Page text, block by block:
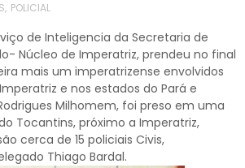
, POLICIAL
de Inteligencia da Secretaria de
Núcleo de Imperatriz, prendeu no final
mais um imperatrizense envolvidos
e nos estados do Pará e
Milhomem, foi preso em uma
Tocantins, próximo a Imperatriz,
cerca de 15 policiais Civis,
Thiago Bardal.